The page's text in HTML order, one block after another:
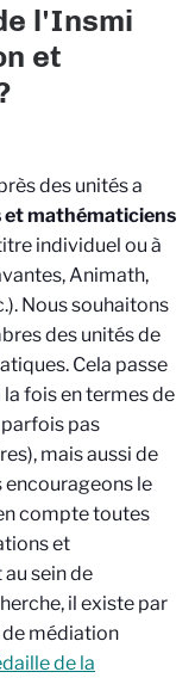
l'Insmi
et
des unités a
et mathématiciens
individuel ou à
Animath,
Nous souhaitons
des unités de
Cela passe
fois en termes de
pas
mais aussi de
encourageons le
compte toutes
et
sein de
il existe par
de médiation
de la